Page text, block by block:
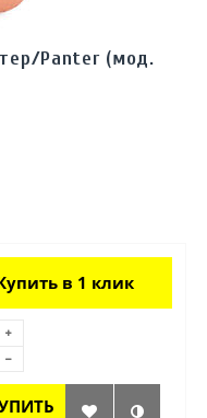
Panter (мод.
в 1 клик